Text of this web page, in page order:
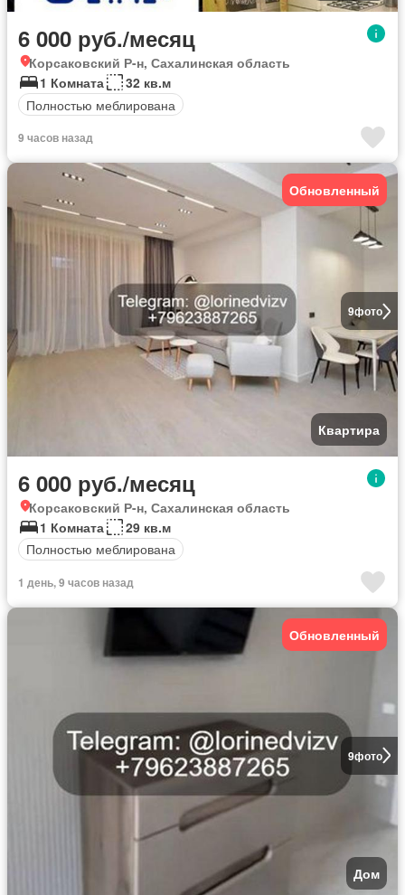
6 000 руб./месяц
Корсаковский Р-н, Сахалинская область
1 Комната
32 кв.м
Полностью меблирована
9 часов назад
9фото
Обновленный
Квартира
6 000 руб./месяц
Корсаковский Р-н, Сахалинская область
1 Комната
29 кв.м
Полностью меблирована
1 день, 9 часов назад
9фото
Обновленный
Дом